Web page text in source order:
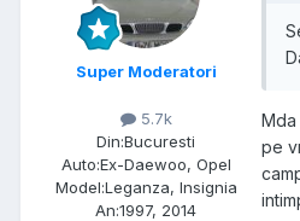
Super Moderatori
5.7k
Din:Bucuresti
Auto:Ex-Daewoo, Opel
Model:Leganza, Insignia
An:1997, 2014
Mda
pe